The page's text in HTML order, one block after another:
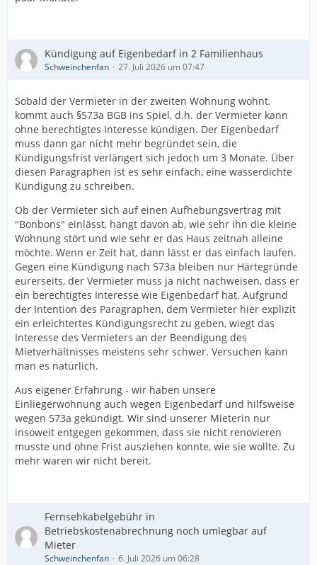
Kündigung auf Eigenbedarf in 2 Familienhaus
Schweinchenfan 27. Juli 2026 um 07:47
Sobald der Vermieter in der zweiten Wohnung wohnt,
kommt auch §573a BGB ins Spiel, d.h. der Vermieter kann
ohne berechtigtes Interesse kündigen. Der Eigenbedarf
muss dann gar nicht mehr begründet sein, die
Kündigungsfrist verlängert sich jedoch um 3 Monate. Über
diesen Paragraphen ist es sehr einfach, eine wasserdichte
Kündigung zu schreiben.
Ob der Vermieter sich auf einen Aufhebungsvertrag mit
"Bonbons" einlässt, hängt davon ab, wie sehr ihn die kleine
Wohnung stört und wie sehr er das Haus zeitnah alleine
möchte. Wenn er Zeit hat, dann lässt er das einfach laufen.
Gegen eine Kündigung nach 573a bleiben nur Härtegründe
eurerseits, der Vermieter muss ja nicht nachweisen, dass er
ein berechtigtes Interesse wie Eigenbedarf hat. Aufgrund
der Intention des Paragraphen, dem Vermieter hier explizit
ein erleichtertes Kündigungsrecht zu geben, wiegt das
Interesse des Vermieters an der Beendigung des
Mietverhältnisses meistens sehr schwer. Versuchen kann
man es natürlich.
Aus eigener Erfahrung - wir haben unsere
Einliegerwohnung auch wegen Eigenbedarf und hilfsweise
wegen 573a gekündigt. Wir sind unserer Mieterin nur
insoweit entgegen gekommen, dass sie nicht renovieren
musste und ohne Frist ausziehen konnte, wie sie wollte. Zu
mehr waren wir nicht bereit.
Fernsehkabelgebühr in
Betriebskostenabrechnung noch umlegbar auf
Mieter
Schweinchenfan 6. Juli 2026 um 06:28